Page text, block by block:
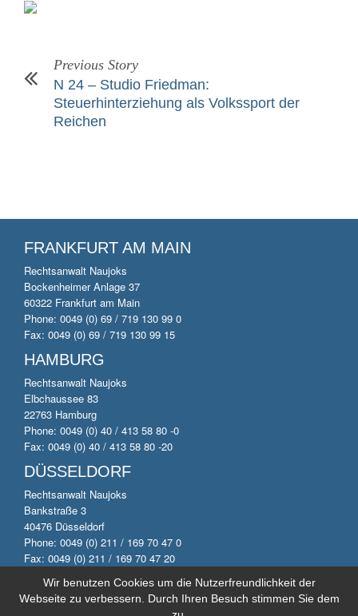
Wir benutzen Cookies um die Nutzerfreundlichkeit der
Webseite zu verbessern. Durch Ihren Besuch stimmen Sie dem
Previous Story
N 24 – Studio Friedman:
Steuerhinterziehung als Volkssport der
Reichen
FRANKFURT AM MAIN
Rechtsanwalt Naujoks
Bockenheimer Anlage 37
60322 Frankfurt am Main
Phone: 0049 (0) 69 / 719 130 99 0
Fax: 0049 (0) 69 / 719 130 99 15
HAMBURG
Rechtsanwalt Naujoks
Elbchaussee 83
22763 Hamburg
Phone: 0049 (0) 40 / 413 58 80 -0
Fax: 0049 (0) 40 / 413 58 80 -20
DÜSSELDORF
Rechtsanwalt Naujoks
Bankstraße 3
40476 Düsseldorf
Phone: 0049 (0) 211 / 169 70 47 0
Fax: 0049 (0) 211 / 169 70 47 20
© 2014 by Anwaltskanzlei Naujoks. All rights reserved.